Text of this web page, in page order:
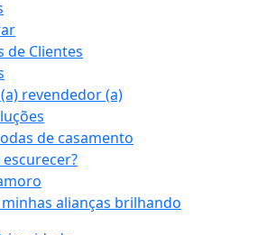
de Clientes
revendedor (a)
de casamento
alianças brilhando